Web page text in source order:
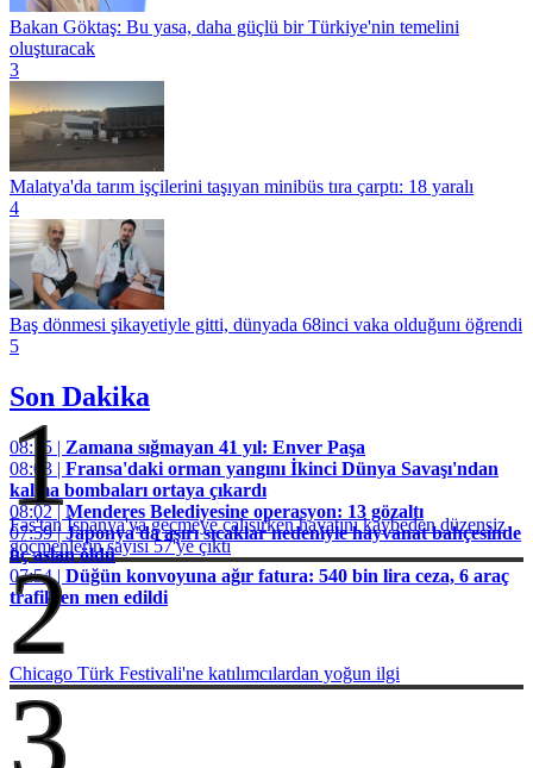
Bakan Göktaş: Bu yasa, daha güçlü bir Türkiye'nin temelini
oluşturacak
3
Malatya'da tarım işçilerini taşıyan minibüs tıra çarptı: 18 yaralı
4
Baş dönmesi şikayetiyle gitti, dünyada 68inci vaka olduğunı öğrendi
5
Son Dakika
08:15 | Zamana sığmayan 41 yıl: Enver Paşa
08:03 | Fransa'daki orman yangını İkinci Dünya Savaşı'ndan
kalma bombaları ortaya çıkardı
08:02 |Menderes Belediyesine operasyon: 13 gözaltı
07:59 |Japonya'da aşırı sıcaklar nedeniyle hayvanat bahçesinde
üç aslan öldü
07:54 | Düğün konvoyuna ağır fatura: 540 bin lira ceza, 6 araç
trafikten men edildi
1
Fas'tan İspanya'ya geçmeye çalışırken hayatını kaybeden düzensiz
göçmenlerin sayısı 57'ye çıktı
2
Chicago Türk Festivali'ne katılımcılardan yoğun ilgi
3